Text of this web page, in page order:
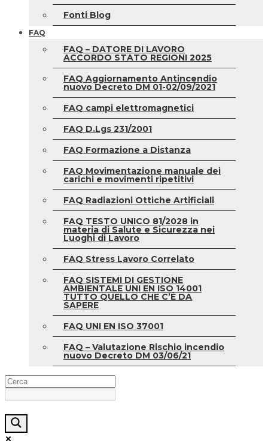
Fonti Blog
FAQ
FAQ – DATORE DI LAVORO
ACCORDO STATO REGIONI 2025
FAQ Aggiornamento Antincendio
nuovo Decreto DM 01-02/09/2021
FAQ campi elettromagnetici
FAQ D.Lgs 231/2001
FAQ Formazione a Distanza
FAQ Movimentazione manuale dei
carichi e movimenti ripetitivi
FAQ Radiazioni Ottiche Artificiali
FAQ TESTO UNICO 81/2028 in
materia di Salute e Sicurezza nei
Luoghi di Lavoro
FAQ Stress Lavoro Correlato
FAQ SISTEMI DI GESTIONE
AMBIENTALE UNI EN ISO 14001
TUTTO QUELLO CHE C’È DA
SAPERE
FAQ UNI EN ISO 37001
FAQ – Valutazione Rischio incendio
nuovo Decreto DM 03/06/21